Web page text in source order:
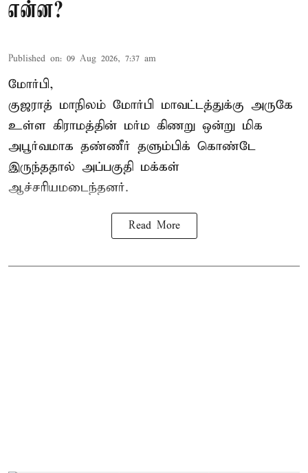
என்ன?
Published on: 09 Aug 2026, 7:37 am
மோர்பி,
குஜராத் மாநிலம் மோர்பி மாவட்டத்துக்கு அருகே
உள்ள கிராமத்தின் மர்ம கிணறு ஒன்று மிக
அபூர்வமாக தண்ணீர் தளும்பிக் கொண்டே
இருந்ததால் அப்பகுதி மக்கள்
ஆச்சரியமடைந்தனர்.
Read More